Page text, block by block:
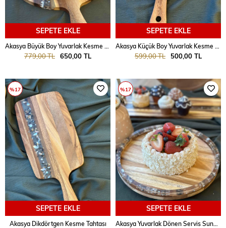
SEPETE EKLE
650,00 TL
779,00 TL
SEPETE EKLE
500,00 TL
599,00 TL
SEPETE EKLE
Akasya Dikdörtgen Kesme Tahtası
%17
SEPETE EKLE
%17